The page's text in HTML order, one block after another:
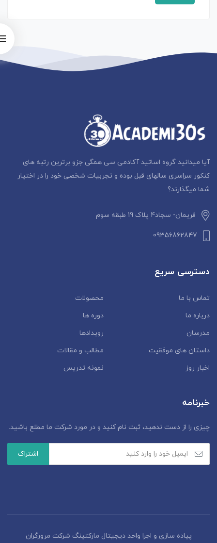
آیا میدانید گروه اساتید آکادمی سی همگی جزو برترین رتبه های
کنکور سراسری سالهای قبل بوده و تجربیات شخصی خود را در اختیار
شما میگذارند؟
فریمان- سجاد4 پلاک 19 طبقه سوم
09356862847
دسترسی سریع
تماس با ما
محصولات
درباره ما
دوره ها
مدرسان
رویدادها
داستان‌ های موفقیت
مطالب و مقالات
اخبار روز
نمونه تدریس
خبرنامه
چیزی را از دست ندهید، ثبت نام کنید و در مورد شرکت ما مطلع باشید.
پیاده سازی و اجرا واحد دیجیتال مارکتینگ شرکت مرورگران